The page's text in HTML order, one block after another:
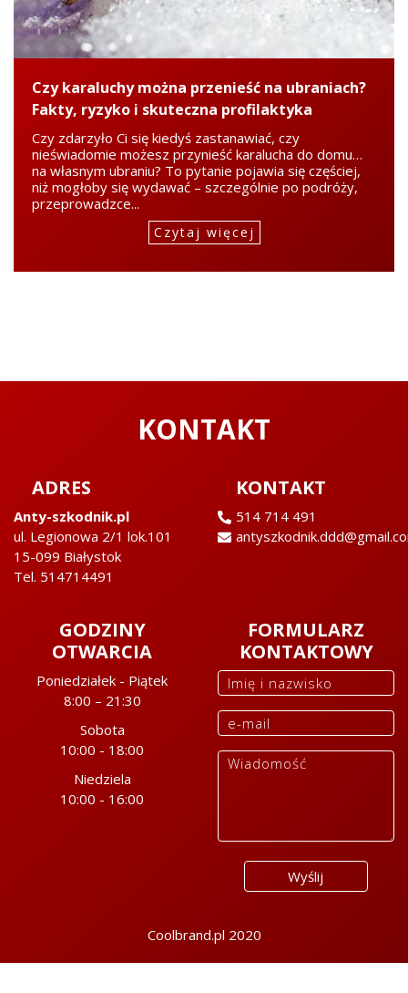
Czy karaluchy można przenieść na ubraniach?
Fakty, ryzyko i skuteczna profilaktyka
Czy zdarzyło Ci się kiedyś zastanawiać, czy
nieświadomie możesz przynieść karalucha do domu…
na własnym ubraniu? To pytanie pojawia się częściej,
niż mogłoby się wydawać – szczególnie po podróży,
przeprowadzce...
Czytaj więcej
KONTAKT
ADRES
Anty-szkodnik.pl
ul. Legionowa 2/1 lok.101
15-099 Białystok
Tel. 514714491
KONTAKT
514 714 491
GODZINY
OTWARCIA
Poniedziałek - Piątek
8:00 – 21:30
Sobota
10:00 - 18:00
Niedziela
10:00 - 16:00
FORMULARZ
KONTAKTOWY
Coolbrand.pl 2020